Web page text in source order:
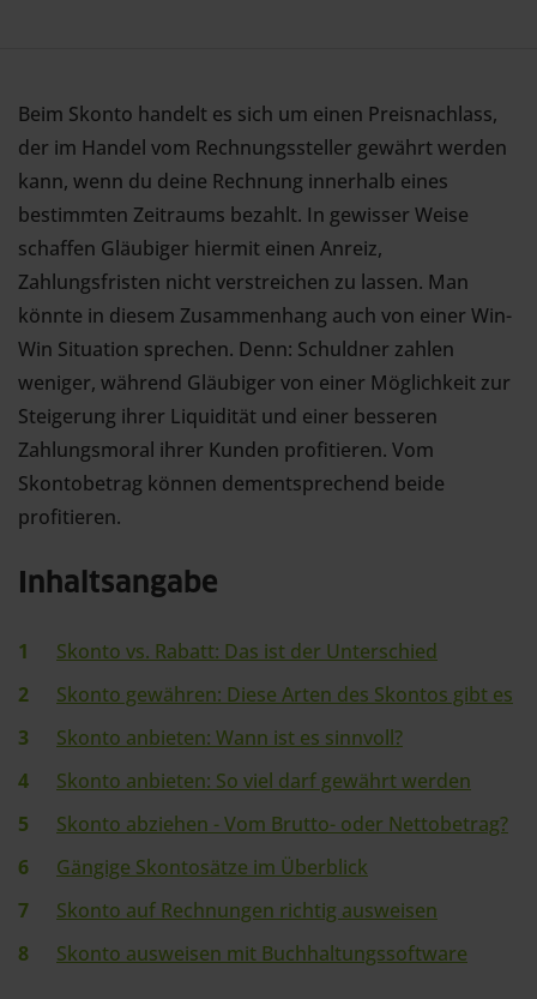
Beim Skonto handelt es sich um einen Preisnachlass,
der im Handel vom Rechnungssteller gewährt werden
kann, wenn du deine Rechnung innerhalb eines
bestimmten Zeitraums bezahlt. In gewisser Weise
schaffen Gläubiger hiermit einen Anreiz,
Zahlungsfristen nicht verstreichen zu lassen. Man
könnte in diesem Zusammenhang auch von einer Win-
Win Situation sprechen. Denn: Schuldner zahlen
weniger, während Gläubiger von einer Möglichkeit zur
Steigerung ihrer Liquidität und einer besseren
Zahlungsmoral ihrer Kunden profitieren. Vom
Skontobetrag können dementsprechend beide
profitieren.
Inhaltsangabe
Skonto vs. Rabatt: Das ist der Unterschied
Skonto gewähren: Diese Arten des Skontos gibt es
Skonto anbieten: Wann ist es sinnvoll?
Skonto anbieten: So viel darf gewährt werden
Skonto abziehen - Vom Brutto- oder Nettobetrag?
Gängige Skontosätze im Überblick
Skonto auf Rechnungen richtig ausweisen
Skonto ausweisen mit Buchhaltungssoftware